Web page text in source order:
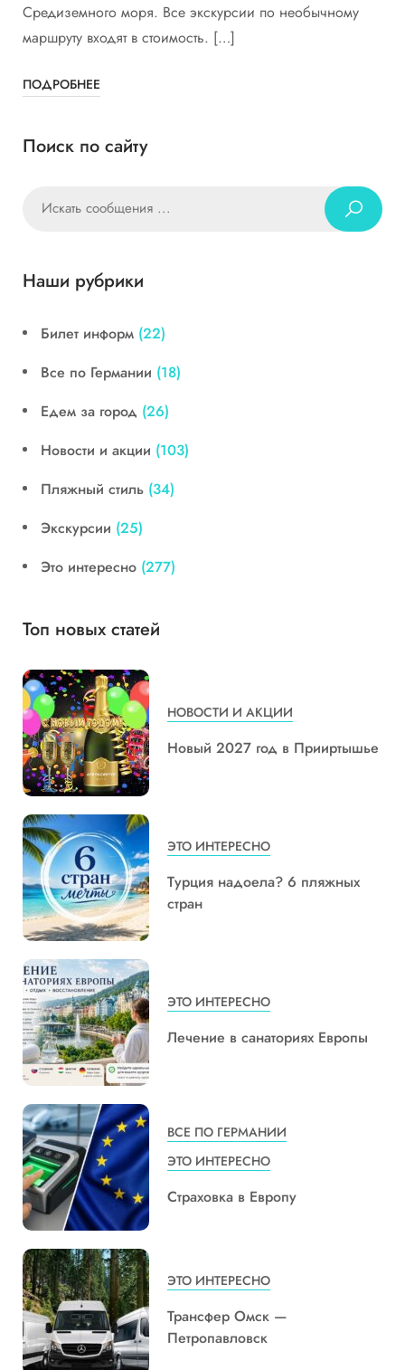
Средиземного моря. Все экскурсии по необычному
маршруту входят в стоимость. […]
ПОДРОБНЕЕ
Поиск по сайту
Наши рубрики
Билет информ (22)
Все по Германии (18)
Едем за город (26)
Новости и акции (103)
Пляжный стиль (34)
Экскурсии (25)
Это интересно (277)
Топ новых статей
НОВОСТИ И АКЦИИ
Новый 2027 год в Прииртышье
ЭТО ИНТЕРЕСНО
Турция надоела? 6 пляжных
стран
ЭТО ИНТЕРЕСНО
Лечение в санаториях Европы
ВСЕ ПО ГЕРМАНИИ
ЭТО ИНТЕРЕСНО
Страховка в Европу
ЭТО ИНТЕРЕСНО
Трансфер Омск —
Петропавловск